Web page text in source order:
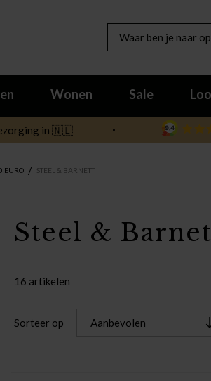
Wonen Sale
in 🇳🇱
EURO / STEEL & BARNETT
Steel &
16 artikelen
Sorteer op